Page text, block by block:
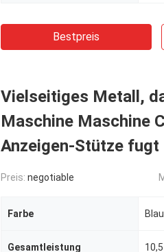
Bestpreis
Vielseitiges Metall,
Maschine Maschine
Anzeigen-Stütze fugt
Preis: negotiable
Farbe
Gesamtleistung